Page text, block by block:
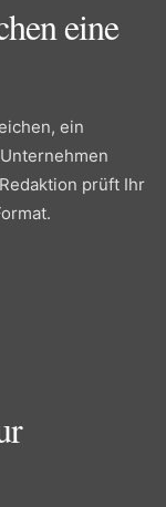
eine
ein
prüft Ihr